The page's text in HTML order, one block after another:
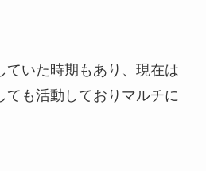
ていた時期もあり、現在は
ても活動しておりマルチに